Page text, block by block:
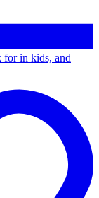
for in kids, and